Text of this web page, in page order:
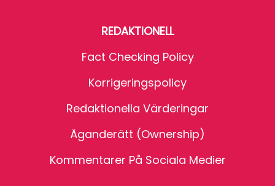
REDAKTIONELL
Fact Checking Policy
Korrigeringspolicy
Redaktionella Värderingar
Äganderätt (Ownership)
Kommentarer På Sociala Medier